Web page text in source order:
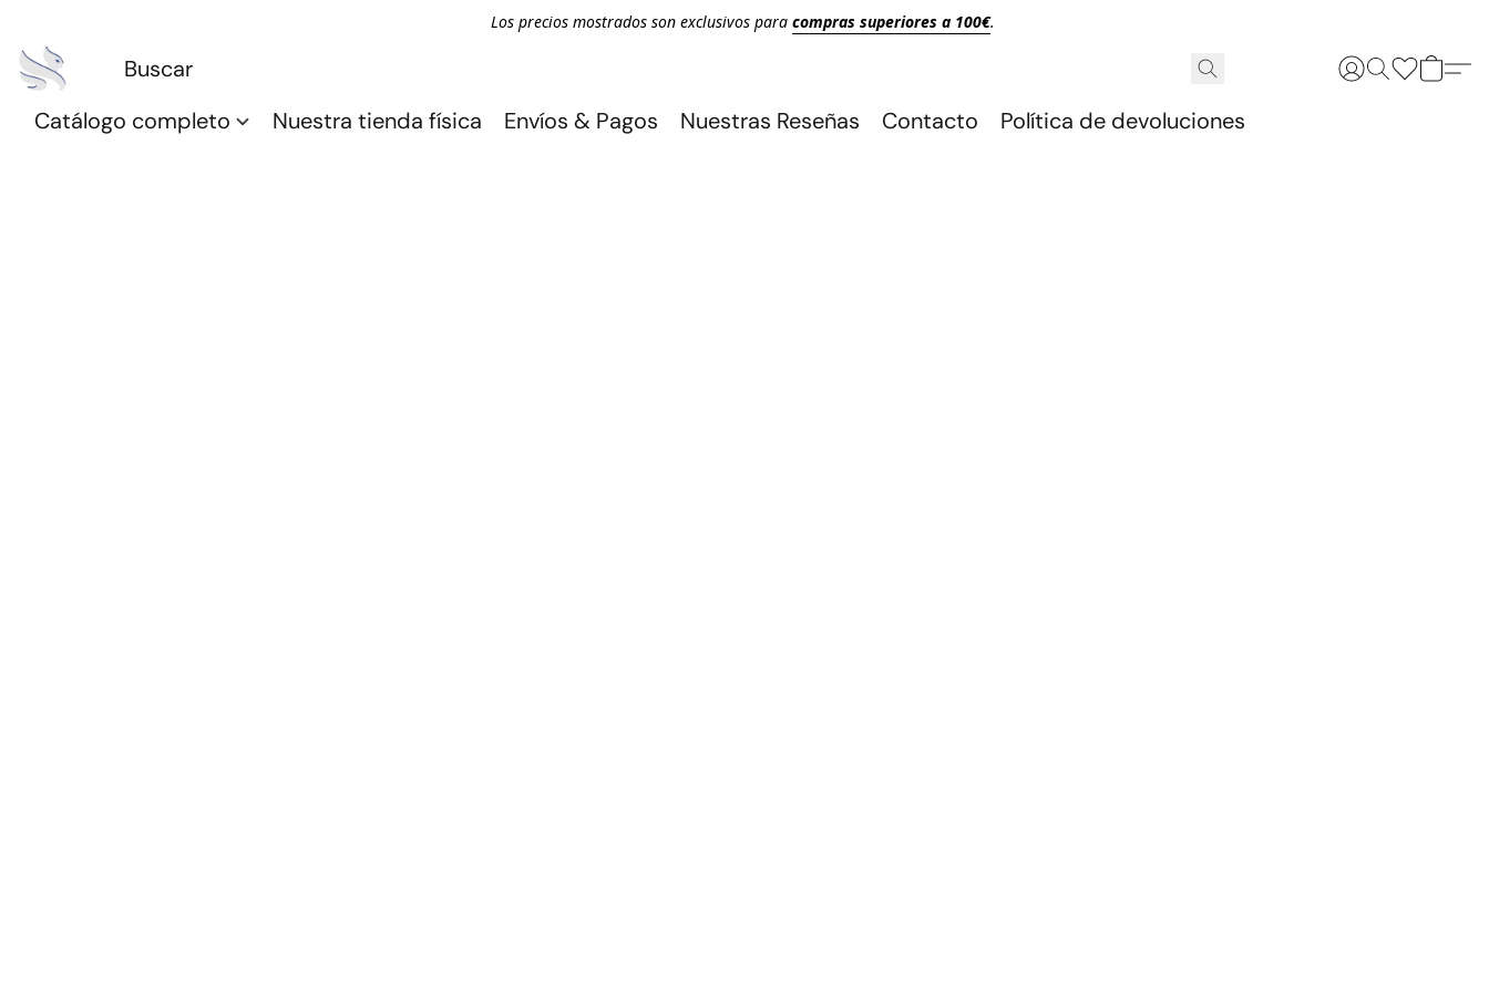
Los precios mostrados son exclusivos para compras superiores a 100€.
Catálogo completo Nuestra tienda física Envíos & Pagos Nuestras Reseñas Contacto Política de devoluciones